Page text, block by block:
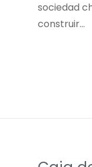
sociedad
construir…